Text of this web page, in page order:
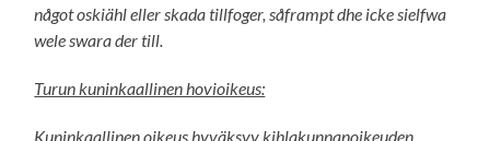
något oskiähl eller skada tillfoger, såframpt dhe icke sielfwa
wele swara der till.
Turun kuninkaallinen hovioikeus:
Kuninkaallinen oikeus hyväksyy kihlakunnanoikeuden